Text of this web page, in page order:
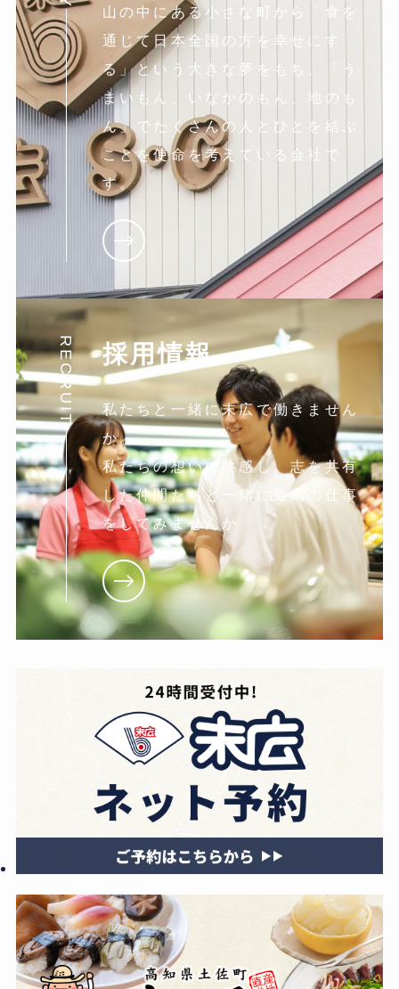
山の中にある小さな町から「食を
通じて日本全国の方を幸せにす
る」という大きな夢をもち、「う
まいもん、いなかのもん、地のも
ん」でたくさんの人とひとを結ぶ
ことを使命を考えている会社で
す。
RECRUIT 採用情報
私たちと一緒に末広で働きません
か。
私たちの想いに共感し。志を共有
した仲間たちと一緒に最高の仕事
をしてみませんか